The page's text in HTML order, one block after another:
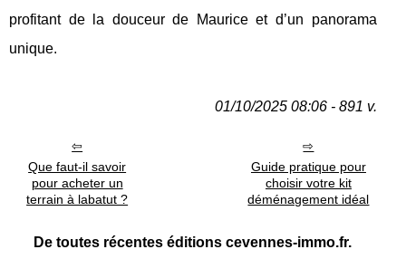
profitant de la douceur de Maurice et d’un panorama
unique.
01/10/2025 08:06 - 891 v.
Que faut-il savoir
pour acheter un
terrain à labatut ?
Guide pratique pour
choisir votre kit
déménagement idéal
De toutes récentes éditions cevennes-immo.fr.